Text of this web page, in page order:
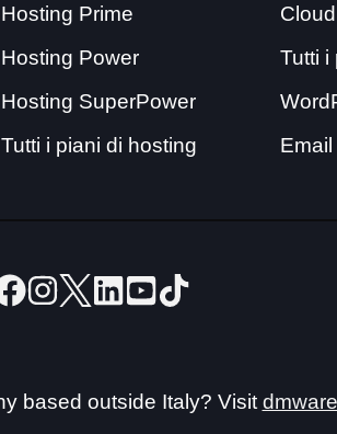
Hosting Prime
Hosting Power
Hosting SuperPower
Tutti i piani di hosting
Tutti i
Email
based outside Italy? Visit